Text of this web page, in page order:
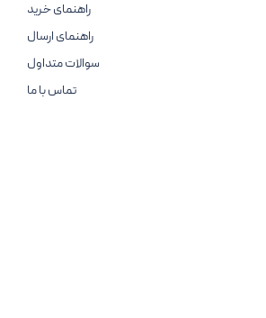
راهنمای خرید
راهنمای ارسال
سوالات متداول
تماس با ما